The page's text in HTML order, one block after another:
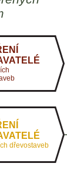
dřevostaveb